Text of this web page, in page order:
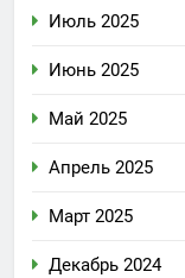
Июль 2025
Июнь 2025
Май 2025
Апрель 2025
Март 2025
Декабрь 2024